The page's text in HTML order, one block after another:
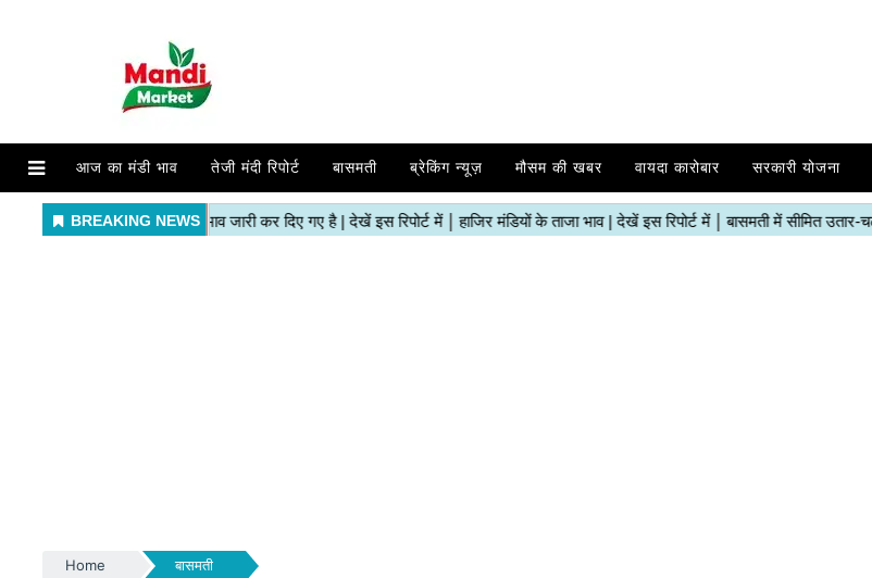
आज का मंडी भाव तेजी मंदी रिपोर्ट बासमती ब्रेकिंग न्यूज़ मौसम की खबर वायदा कारोबार सरकारी योजना
Home बासमती